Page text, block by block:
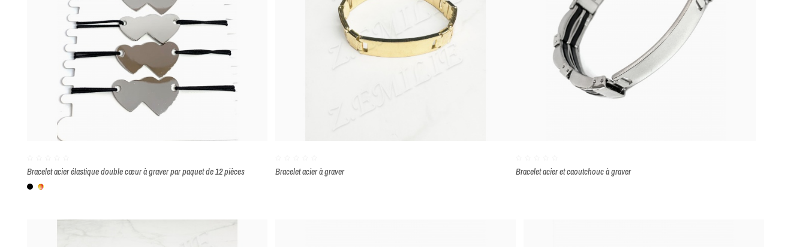
Bracelet acier élastique double cœur à graver par paquet de 12 pièces
NoirMulticolore
Bracelet acier à graver Bracelet acier et caoutchouc à graver